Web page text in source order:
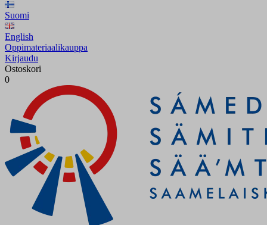
Suomi
English
Oppimateriaalikauppa
Kirjaudu
Ostoskori
0